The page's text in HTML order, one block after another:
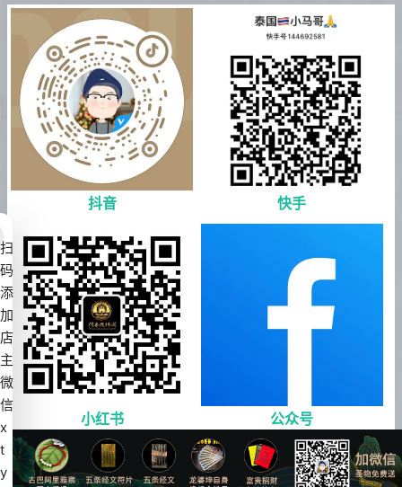
抖音 快手
小红书 公众号
Copyright © 2018-2022 PbootCMS All Rights Reserved. 免责声明：站内数据
扫
码
添
加
店
主
微
信
x
t
y